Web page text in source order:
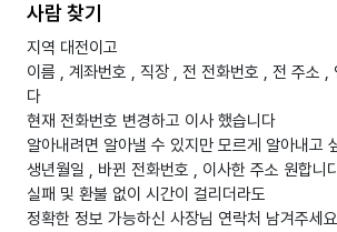
사람 찾기
지역 대전이고
이름 , 계좌번호 , 직장 , 전 전화번호 , 전 주소 ,
다
현재 전화번호 변경하고 이사 했습니다
알아내려면 알아낼 수 있지만 모르게 알아내고
생년월일 , 바뀐 전화번호 , 이사한 주소 원합니
실패 및 환불 없이 시간이 걸리더라도
정확한 정보 가능하신 사장님 연락처 남겨주세요